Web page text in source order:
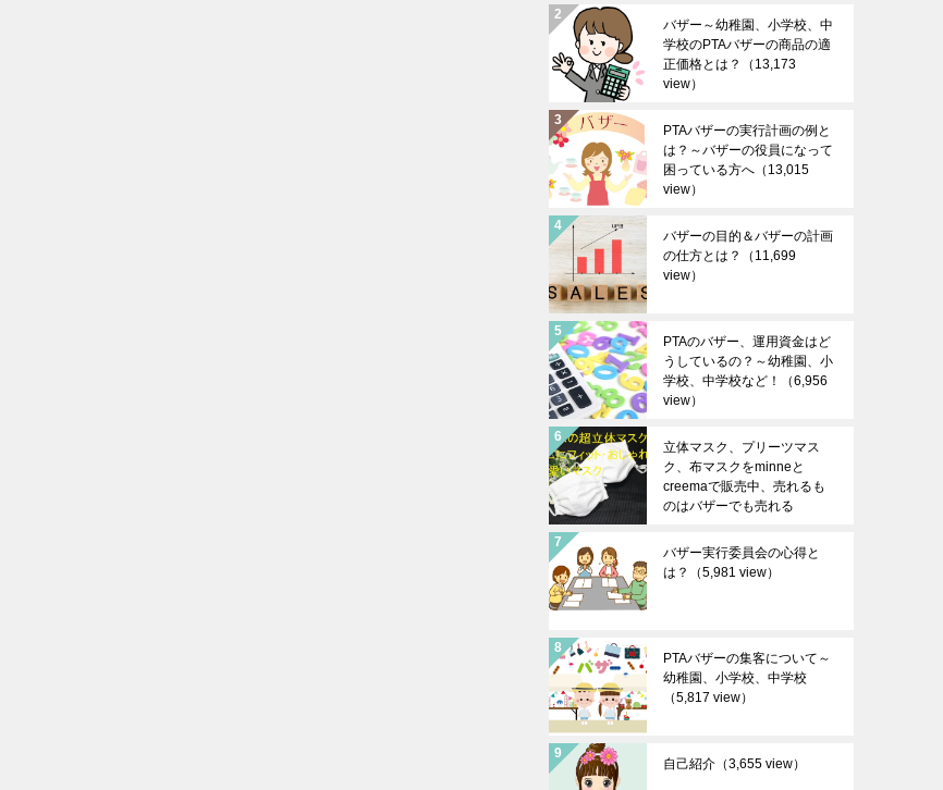
バザー～幼稚園、小学校、中
学校のPTAバザーの商品の適
正価格とは？
（13,173
view）
PTAバザーの実行計画の例と
は？～バザーの役員になって
困っている方へ （13,015
view）
バザーの目的＆バザーの計画
の仕方とは？
（11,699
view）
PTAのバザー、運用資金はど
うしているの？～幼稚園、小
学校、中学校など！
（6,956
view）
立体マスク、プリーツマス
ク、布マスクをminneと
creemaで販売中、売れるも
のはバザーでも売れる
バザー実行委員会の心得と
は？
（5,981 view）
PTAバザーの集客について～
幼稚園、小学校、中学校
（5,817 view）
自己紹介 （3,655 view）